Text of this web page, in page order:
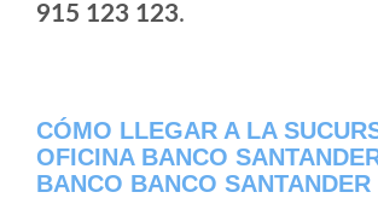
915 123 123.
CÓMO LLEGAR A LA
OFICINA BANCO
BANCO BANCO SANTANDER